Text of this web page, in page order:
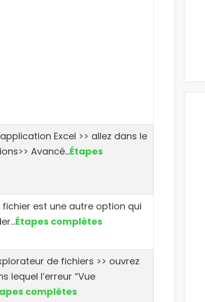
Excel >> allez dans le
Avancé…Étapes
fichier est une autre option qui
Étapes complètes
de fichiers >> ouvrez
lequel l’erreur “Vue
complètes